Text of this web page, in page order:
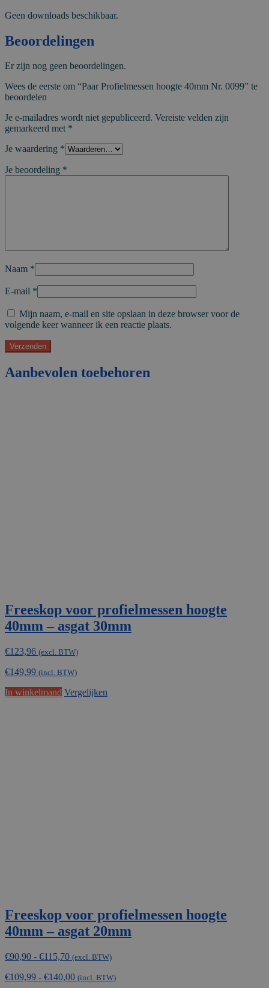
Geen downloads beschikbaar.
Beoordelingen
Er zijn nog geen beoordelingen.
Wees de eerste om “Paar Profielmessen hoogte 40mm Nr. 0099” te
beoordelen
Je e-mailadres wordt niet gepubliceerd. Vereiste velden zijn
gemarkeerd met *
Je waardering *
Je beoordeling *
Naam *
E-mail *
Mijn naam, e-mail en site opslaan in deze browser voor de
volgende keer wanneer ik een reactie plaats.
Aanbevolen toebehoren
Freeskop voor profielmessen hoogte
40mm – asgat 30mm
€123,96 (excl. BTW)
€149,99 (incl. BTW)
In winkelmand Vergelijken
Freeskop voor profielmessen hoogte
40mm – asgat 20mm
€90,90 - €115,70Prijsklasse:
tot
(excl. BTW)
€109,99 - €140,00 (incl. BTW)